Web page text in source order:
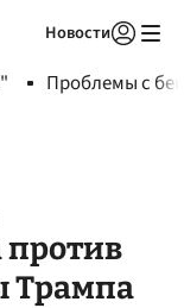
Новости
Проблемы с
против
Трампа